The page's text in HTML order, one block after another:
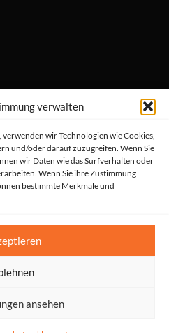
verwalten
wir Technologien wie Cookies,
und/oder darauf zuzugreifen. Wenn Sie
wir Daten wie das Surfverhalten oder
Wenn Sie ihre Zustimmung
bestimmte Merkmale und
ansehen